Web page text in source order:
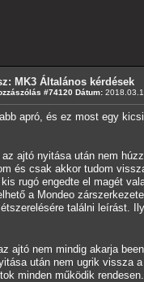
MK3 Általános kérdések
#74120 Dátum:
apró, és ez most egy
az ajtó nyitása után nem
és csak akkor tudom
rugó engedte el magét
a Mondeo
találni leírást.
ajtó nem mindig akarja
után nem ugrik vissza
minden működik rendesen.